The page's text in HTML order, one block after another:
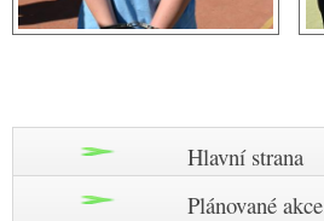
Hlavní strana
Plánované akce